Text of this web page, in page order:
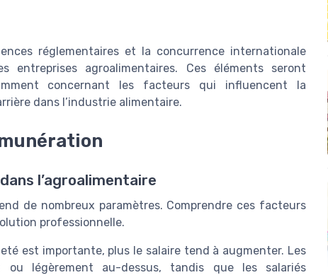
réglementaires et la concurrence internationale
agroalimentaires. Ces éléments seront
concernant les facteurs qui influencent la
dans l’industrie alimentaire.
l’agroalimentaire
de nombreux paramètres. Comprendre ces facteurs
professionnelle.
est importante, plus le salaire tend à augmenter. Les
légèrement au-dessus, tandis que les salariés